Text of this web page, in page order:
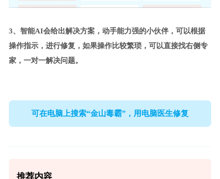
3、智能AI会给出解决方案，动手能力强的小伙伴，可以根据
操作指示，进行修复，如果操作比较繁琐，可以直接找右侧专
家，一对一解决问题。
可在电脑上搜索“金山毒霸”，用电脑医生修复
推荐内容